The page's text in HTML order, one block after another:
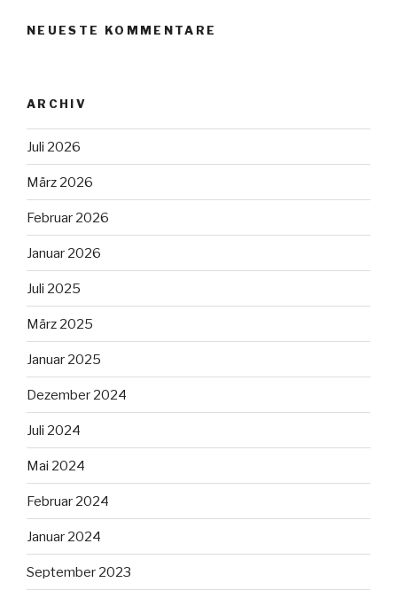
NEUESTE KOMMENTARE
ARCHIV
Juli 2026
März 2026
Februar 2026
Januar 2026
Juli 2025
März 2025
Januar 2025
Dezember 2024
Juli 2024
Mai 2024
Februar 2024
Januar 2024
September 2023